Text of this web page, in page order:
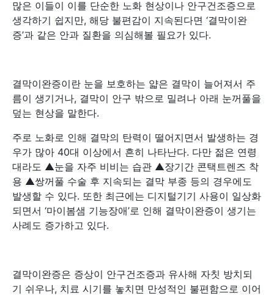
많은 이들이 이를 단순한 노화 현상이나 안구건조증으로
생각하기 쉽지만, 해당 불편감이 지속된다면 ‘결막이완
증’과 같은 안과 질환을 의심해볼 필요가 있다.
결막이완증이란 눈을 보호하는 얇은 결막이 늘어져서 주
름이 생기거나, 결막이 안구 밖으로 밀려나 아래 눈꺼풀을
덮는 현상을 말한다.
주로 노화로 인해 결막의 탄력이 떨어지면서 발생하는 경
우가 많아 40대 이상에서 흔히 나타난다. 다만 젊은 연령
대라도 ▲눈을 자주 비비는 습관 ▲장기간 콘택트렌즈 착
용 ▲쌍꺼풀 수술 후 지속되는 결막 부종 등의 경우에도
발생할 수 있다. 또한 최근에는 디지털기기 사용이 일상화
되면서 ‘마이봄샘 기능장애’로 인해 결막이완증이 생기는
사례도 증가하고 있다.
결막이완증은 증상이 안구건조증과 유사해 자칫 방치되
기 쉬우나, 치료 시기를 놓치면 만성적인 불편함으로 이어